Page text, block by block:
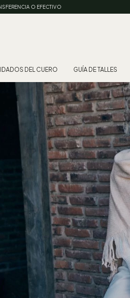
O EFECTIVO
DEL CUERO GUÍA DE TALLES